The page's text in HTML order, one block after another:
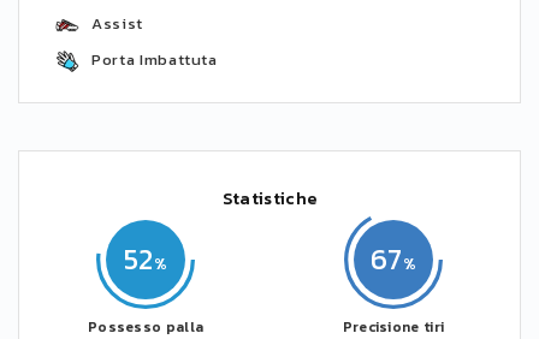
Assist
Porta Imbattuta
Statistiche
52
Possesso palla
67
Precisione tiri